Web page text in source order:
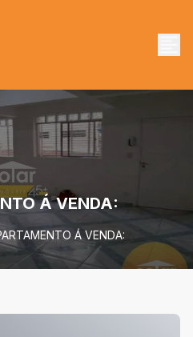
Á VENDA:
Á VENDA: